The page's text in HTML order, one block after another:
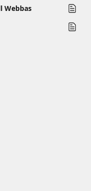
Webbas